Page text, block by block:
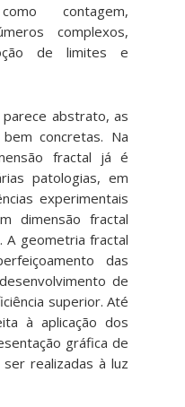
contagem,
complexos,
de limites e
abstrato, as
concretas. Na
fractal já é
patologias, em
experimentais
dimensão fractal
A geometria fractal
das
de
superior. Até
à aplicação dos
gráfica de
realizadas à luz